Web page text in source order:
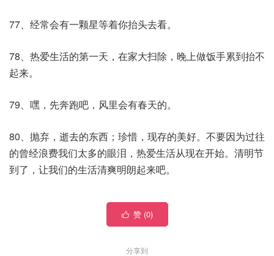
77、经常会有一颗星等着你抬头去看。
78、热爱生活的第一天，在家大扫除，晚上做饭手累到抬不
起来。
79、嘿，先奔跑吧，风里会有春天的。
80、抛弃，逝去的东西；珍惜，现存的美好。不要因为过往
的曾经浪费我们太多的眼泪，热爱生活从现在开始。清明节
到了，让我们的生活清爽明朗起来吧。
 赞 (0)
分享到